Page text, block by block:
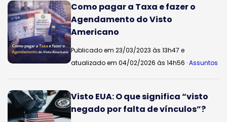
Como pagar a Taxa e fazer o
Agendamento do Visto
Americano
Publicado em 23/03/2023 às 13h47 e
atualizado em 04/02/2026 às 14h56 ·Assuntos
Visto EUA: O que significa “visto
negado por falta de vínculos”?